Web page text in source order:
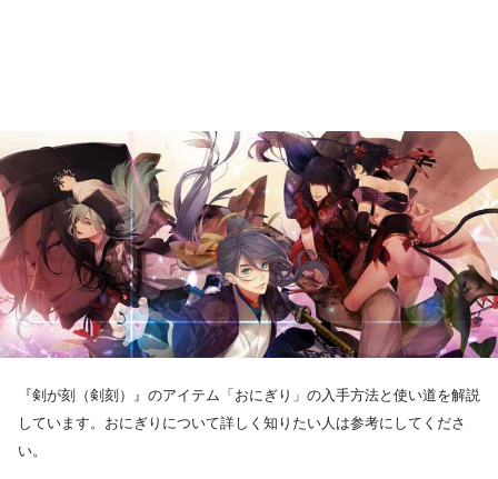
『剣が刻（剣刻）』のアイテム「おにぎり」の入手方法と使い道を解説
しています。おにぎりについて詳しく知りたい人は参考にしてくださ
い。